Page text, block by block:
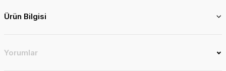
Ürün Bilgisi
Yorumlar